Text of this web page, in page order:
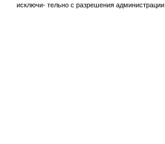
исключи- тельно с разрешения администрации